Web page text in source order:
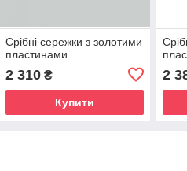
Срібні сережки з золотими
пластинами
2 310₴
Купити
2